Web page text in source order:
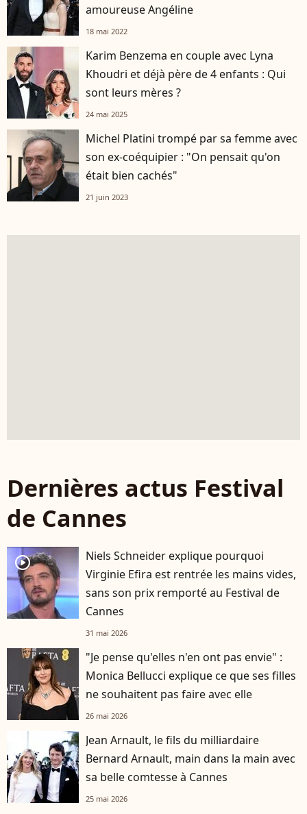
amoureuse Angéline
18 mai 2022
Karim Benzema en couple avec Lyna
Khoudri et déjà père de 4 enfants : Qui
sont leurs mères ?
24 mai 2025
Michel Platini trompé par sa femme avec
son ex-coéquipier : "On pensait qu'on
était bien cachés"
21 juin 2023
Dernières actus Festival
de Cannes
player2
Niels Schneider explique pourquoi
Virginie Efira est rentrée les mains vides,
sans son prix remporté au Festival de
Cannes
31 mai 2026
"Je pense qu'elles n'en ont pas envie" :
Monica Bellucci explique ce que ses filles
ne souhaitent pas faire avec elle
26 mai 2026
Jean Arnault, le fils du milliardaire
Bernard Arnault, main dans la main avec
sa belle comtesse à Cannes
25 mai 2026